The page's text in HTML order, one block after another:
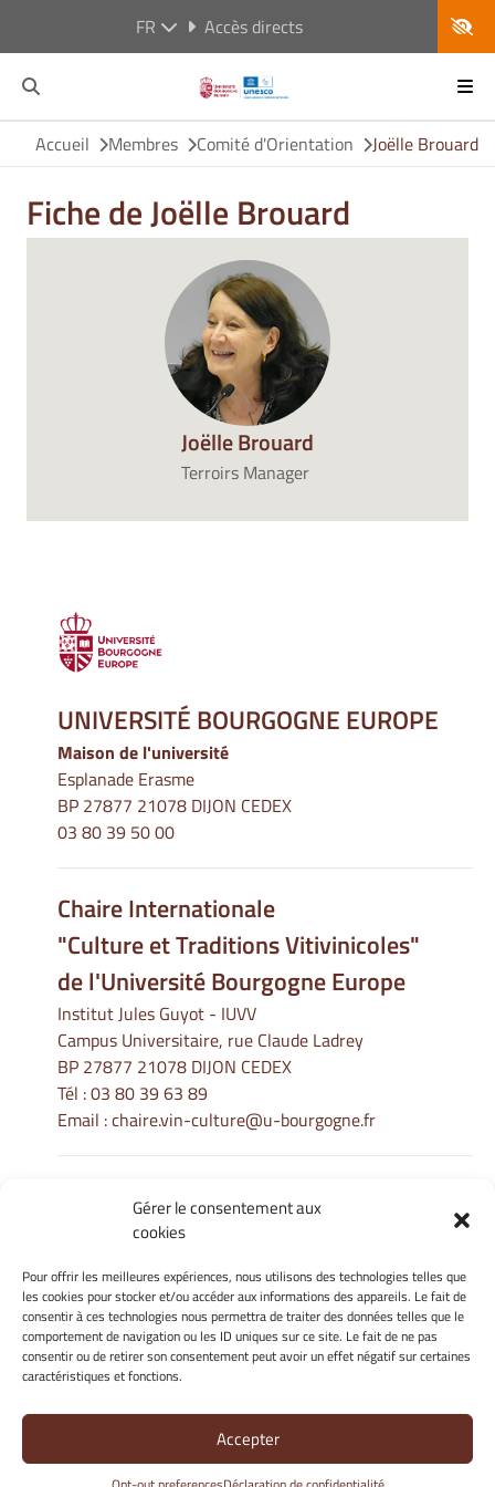
Gérer le consentement aux
cookies
Pour offrir les meilleures expériences, nous utilisons des technologies telles que
les cookies pour stocker et/ou accéder aux informations des appareils. Le fait de
consentir à ces technologies nous permettra de traiter des données telles que le
comportement de navigation ou les ID uniques sur ce site. Le fait de ne pas
consentir ou de retirer son consentement peut avoir un effet négatif sur certaines
caractéristiques et fonctions.
Accepter
FR Accès directs
Accueil Membres Comité d'Orientation Joëlle Brouard
Fiche de Joëlle Brouard
Joëlle Brouard
Terroirs Manager
UNIVERSITÉ BOURGOGNE EUROPE
Maison de l'université
Esplanade Erasme
BP 27877 21078 DIJON CEDEX
03 80 39 50 00
Chaire Internationale
"Culture et Traditions Vitivinicoles"
de l'Université Bourgogne Europe
Institut Jules Guyot - IUVV
Campus Universitaire, rue Claude Ladrey
BP 27877 21078 DIJON CEDEX
Tél :03 80 39 63 89
Email :chaire.vin-culture@u-bourgogne.fr
Informations Légales
Gérer mes cookies
Politique de cookies
Déclaration de confidentialité
Avertissement
Site Officiel - La Chaire Internationale - Université de Bourgogne
@ 2026